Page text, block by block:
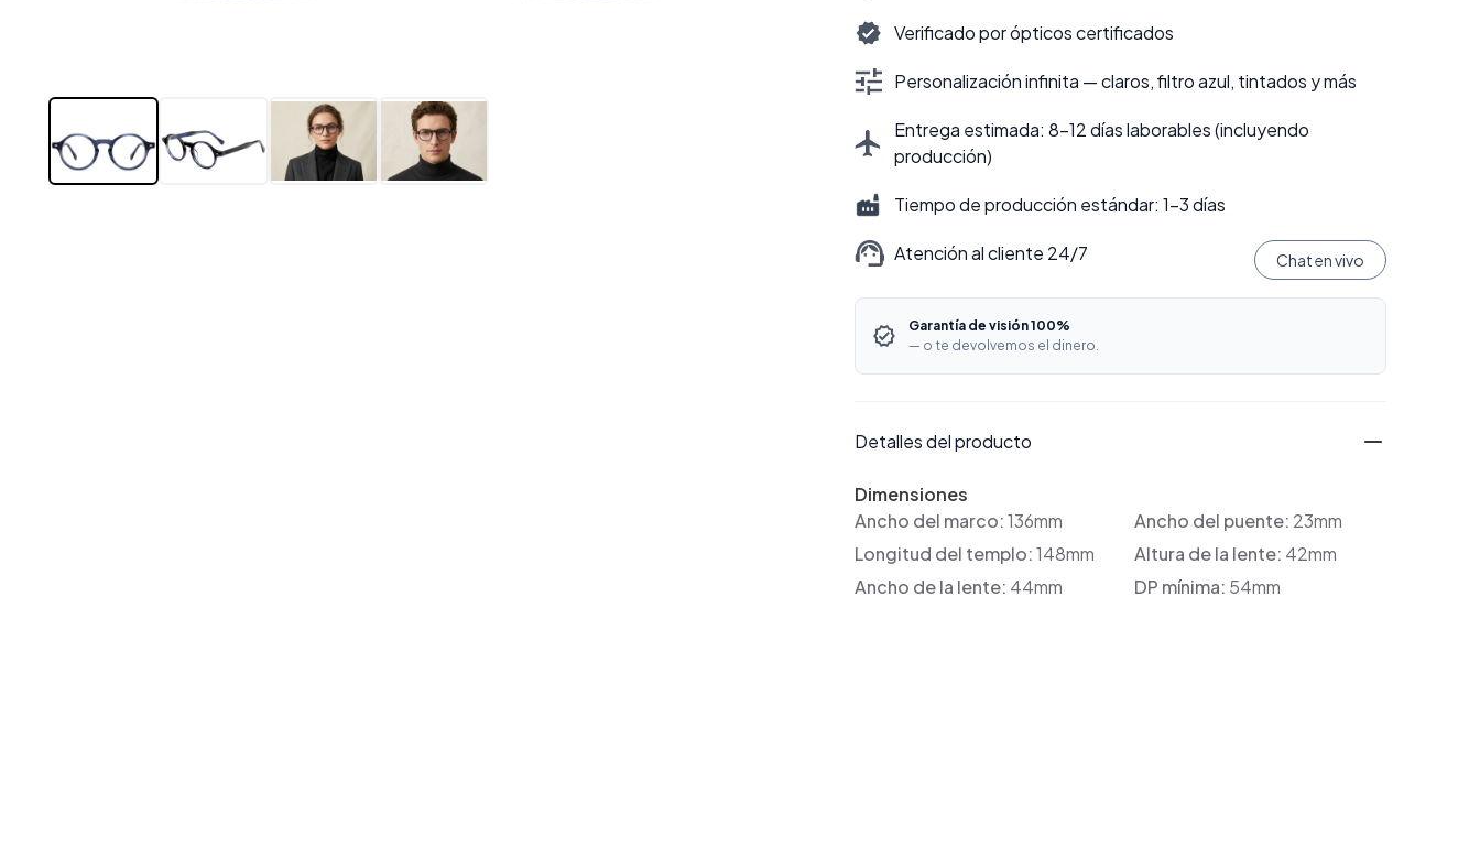
Verificado por ópticos certificados
Personalización infinita — claros, filtro azul, tintados y más
Entrega estimada: 8–12 días laborables (incluyendo
producción)
Tiempo de producción estándar: 1–3 días
Atención al cliente 24/7 Chat en vivo
Garantía de visión 100%
— o te devolvemos el dinero.
Detalles del producto
Dimensiones
Ancho del marco:136mm Ancho del puente: 23mm
Longitud del templo:148mm Altura de la lente: 42mm
Ancho de la lente: 44mm DP mínima: 54mm